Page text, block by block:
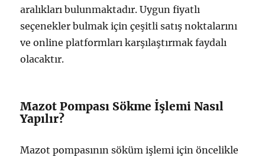
aralıkları bulunmaktadır. Uygun fiyatlı
seçenekler bulmak için çeşitli satış noktalarını
ve online platformları karşılaştırmak faydalı
olacaktır.
Mazot Pompası Sökme İşlemi Nasıl
Yapılır?
Mazot pompasının söküm işlemi için öncelikle